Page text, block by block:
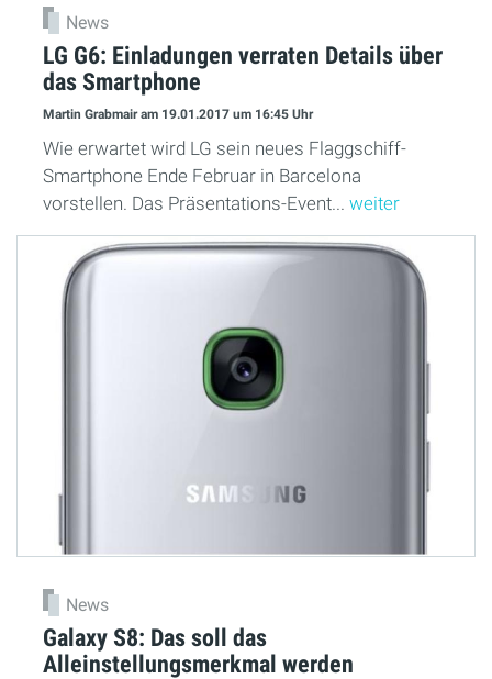
News
LG G6: Einladungen verraten Details über
das Smartphone
Martin Grabmairam 19.01.2017 um 16:45 Uhr
Wie erwartet wird LG sein neues Flaggschiff-
Smartphone Ende Februar in Barcelona
vorstellen. Das Präsentations-Event... weiter
News
Galaxy S8: Das soll das
Alleinstellungsmerkmal werden